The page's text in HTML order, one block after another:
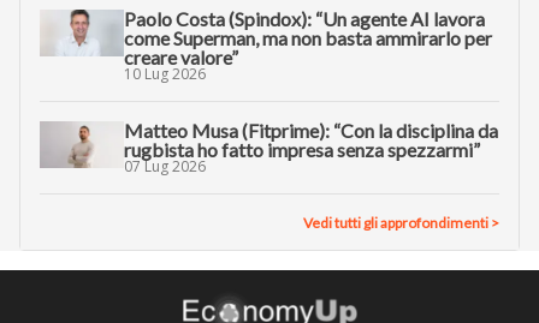
Paolo Costa (Spindox): “Un agente AI lavora
come Superman, ma non basta ammirarlo per
creare valore”
10 Lug 2026
Matteo Musa (Fitprime): “Con la disciplina da
rugbista ho fatto impresa senza spezzarmi”
07 Lug 2026
Vedi tutti gli approfondimenti >